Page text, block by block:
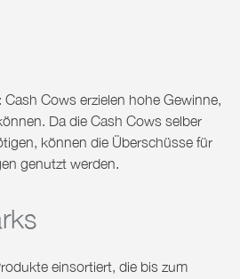
Cows erzielen hohe Gewinne,
Da die Cash Cows selber
können die Überschüsse für
genutzt werden.
einsortiert, die bis zum